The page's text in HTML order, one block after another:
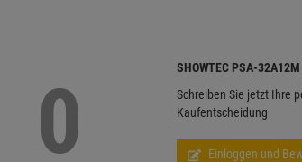
0
SHOWTEC PSA-
Schreiben Sie jetzt Ihre
Kaufentscheidung
Einloggen und